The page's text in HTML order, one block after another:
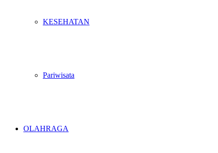
KESEHATAN
Pariwisata
OLAHRAGA